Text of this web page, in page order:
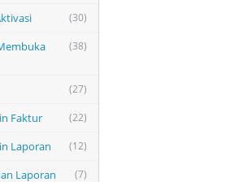
(30)
(38)
(27)
(22)
Faktur
(12)
Laporan
(7)
Laporan